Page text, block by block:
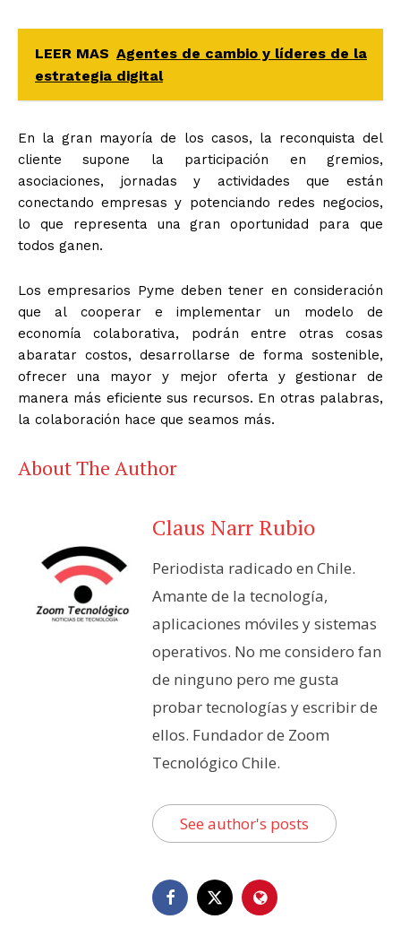
LEER MAS Agentes de cambio y líderes de la
estrategia digital
En la gran mayoría de los casos, la reconquista del
cliente supone la participación en gremios,
asociaciones, jornadas y actividades que están
conectando empresas y potenciando redes negocios,
lo que representa una gran oportunidad para que
todos ganen.
Los empresarios Pyme deben tener en consideración
que al cooperar e implementar un modelo de
economía colaborativa, podrán entre otras cosas
abaratar costos, desarrollarse de forma sostenible,
ofrecer una mayor y mejor oferta y gestionar de
manera más eficiente sus recursos. En otras palabras,
la colaboración hace que seamos más.
About The Author
Claus Narr Rubio
Periodista radicado en Chile.
Amante de la tecnología,
aplicaciones móviles y sistemas
operativos. No me considero fan
de ninguno pero me gusta
probar tecnologías y escribir de
ellos. Fundador de Zoom
Tecnológico Chile.
See author's posts